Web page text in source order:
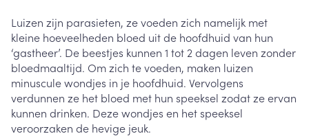
Luizen zijn parasieten, ze voeden zich namelijk met
kleine hoeveelheden bloed uit de hoofdhuid van hun
‘gastheer’. De beestjes kunnen 1 tot 2 dagen leven zonder
bloedmaaltijd. Om zich te voeden, maken luizen
minuscule wondjes in je hoofdhuid. Vervolgens
verdunnen ze het bloed met hun speeksel zodat ze ervan
kunnen drinken. Deze wondjes en het speeksel
veroorzaken de hevige jeuk.